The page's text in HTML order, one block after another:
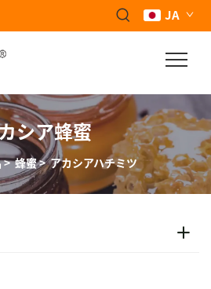
JA
シア蜂蜜
>蜂蜜>アカシアハチミツ